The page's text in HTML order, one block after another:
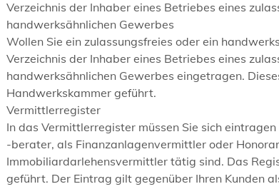
Verzeichnis der Inhaber eines Betriebes eines
handwerksähnlichen Gewerbes
Wollen Sie ein zulassungsfreies oder ein
Verzeichnis der Inhaber eines Betriebes eines
handwerksähnlichen Gewerbes eingetragen.
Handwerkskammer geführt.
Vermittlerregister
In das Vermittlerregister müssen Sie sich
-berater, als Finanzanlagenvermittler oder
Immobiliardarlehensvermittler tätig sind. Das
geführt. Der Eintrag gilt gegenüber Ihren Kunden